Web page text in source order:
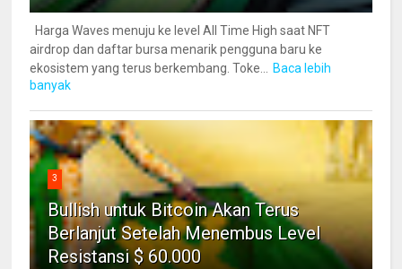
Harga Waves menuju ke level All Time High saat NFT
airdrop dan daftar bursa menarik pengguna baru ke
ekosistem yang terus berkembang. Toke...
Baca lebih
banyak
3
Bullish untuk Bitcoin Akan Terus
Berlanjut Setelah Menembus Level
Resistansi $ 60.000